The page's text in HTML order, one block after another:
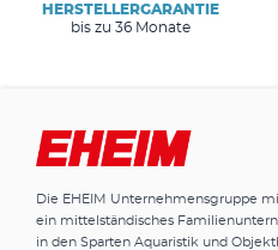
HERSTELLERGARANTIE
bis zu 36 Monate
Die EHEIM Unternehmensgruppe
ein mittelständisches
in den Sparten Aquaristik und